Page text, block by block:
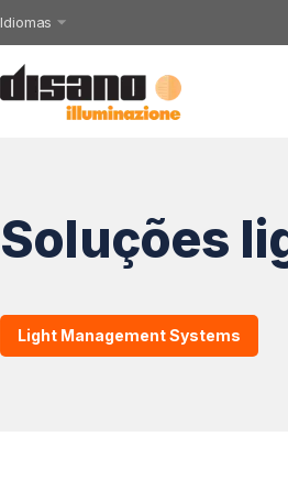
Idiomas
Soluções
Light Management Systems